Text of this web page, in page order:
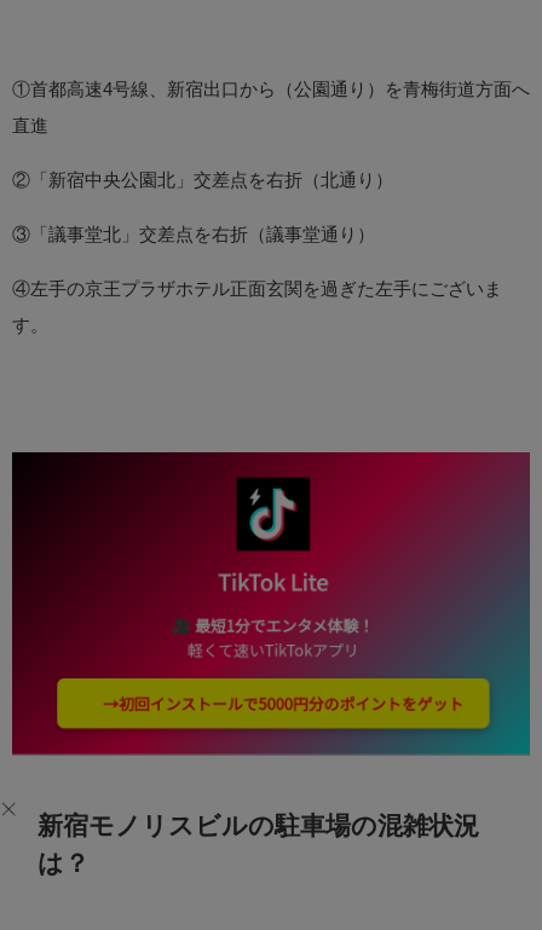
①首都高速4号線、新宿出口から（公園通り）を青梅街道方面へ
直進
②「新宿中央公園北」交差点を右折（北通り）
③「議事堂北」交差点を右折（議事堂通り）
④左手の京王プラザホテル正面玄関を過ぎた左手にございま
す。
新宿モノリスビルの駐車場の混雑状況
は？